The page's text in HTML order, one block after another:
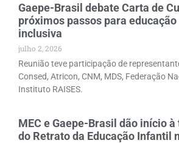
Gaepe-Brasil debate Carta de
próximos passos para educação
inclusiva
julho 2, 2026
Reunião teve participação de
Consed, Atricon, CNM, MDS, Federação
Instituto RAISES.
MEC e Gaepe-Brasil dão início
do Retrato da Educação Infantil